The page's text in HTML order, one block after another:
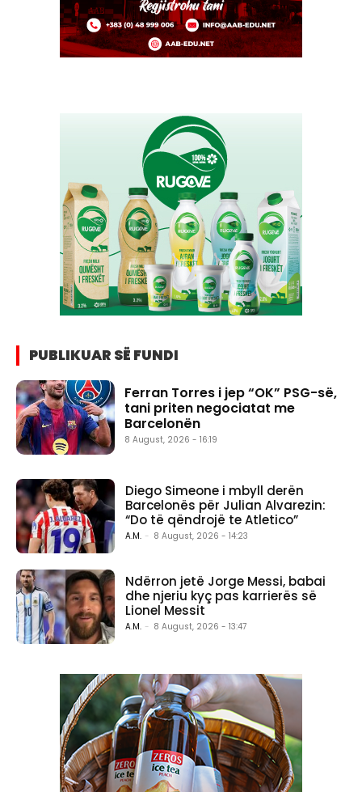
PUBLIKUAR SË FUNDI
Ferran Torres i jep “OK” PSG-së,
tani priten negociatat me
Barcelonën
8 August, 2026 - 16:19
Diego Simeone i mbyll derën
Barcelonës për Julian Alvarezin:
“Do të qëndrojë te Atletico”
A.M. - 8 August, 2026 - 14:23
Ndërron jetë Jorge Messi, babai
dhe njeriu kyç pas karrierës së
Lionel Messit
A.M. - 8 August, 2026 - 13:47